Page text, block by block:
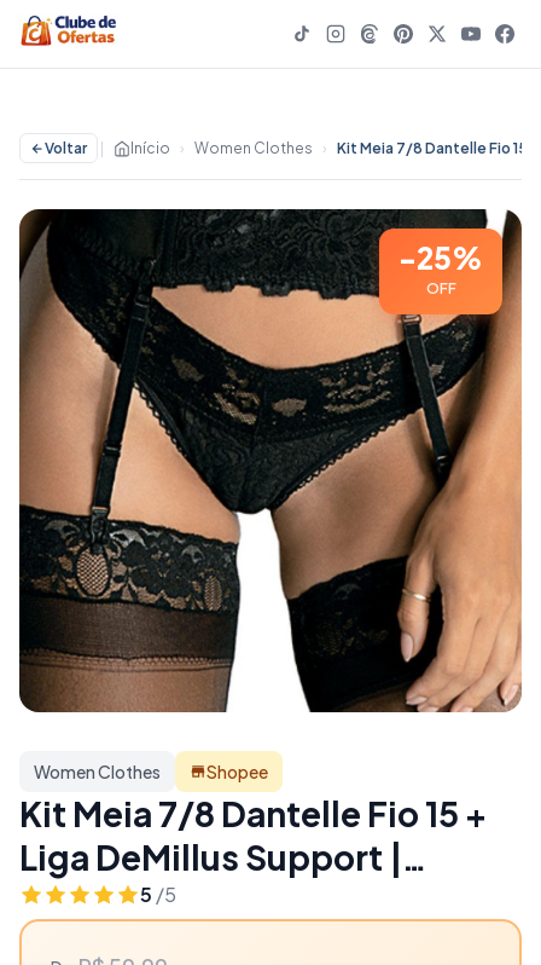
Voltar Início › Women Clothes ›
-25%
OFF
Women Clothes Shopee
Kit Meia 7/8 Dantelle Fio 15 +
Liga DeMillus Support |
Fixação e Conforto - 25% OFF
| Women Clothes
5 /5